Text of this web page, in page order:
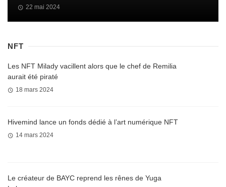
22 mai 2024
NFT
Les NFT Milady vacillent alors que le chef de Remilia
aurait été piraté
18 mars 2024
Hivemind lance un fonds dédié à l’art numérique NFT
14 mars 2024
Le créateur de BAYC reprend les rênes de Yuga